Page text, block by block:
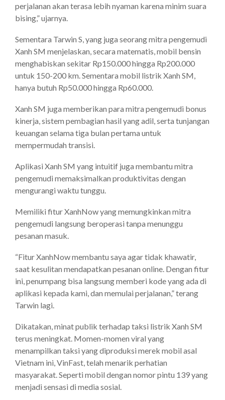
perjalanan akan terasa lebih nyaman karena minim suara
bising,” ujarnya.
Sementara Tarwin S, yang juga seorang mitra pengemudi
Xanh SM menjelaskan, secara matematis, mobil bensin
menghabiskan sekitar Rp150.000 hingga Rp200.000
untuk 150-200 km. Sementara mobil listrik Xanh SM,
hanya butuh Rp50.000 hingga Rp60.000.
Xanh SM juga memberikan para mitra pengemudi bonus
kinerja, sistem pembagian hasil yang adil, serta tunjangan
keuangan selama tiga bulan pertama untuk
mempermudah transisi.
Aplikasi Xanh SM yang intuitif juga membantu mitra
pengemudi memaksimalkan produktivitas dengan
mengurangi waktu tunggu.
Memiliki fitur XanhNow yang memungkinkan mitra
pengemudi langsung beroperasi tanpa menunggu
pesanan masuk.
“Fitur XanhNow membantu saya agar tidak khawatir,
saat kesulitan mendapatkan pesanan online. Dengan fitur
ini, penumpang bisa langsung memberi kode yang ada di
aplikasi kepada kami, dan memulai perjalanan,” terang
Tarwin lagi.
Dikatakan, minat publik terhadap taksi listrik Xanh SM
terus meningkat. Momen-momen viral yang
menampilkan taksi yang diproduksi merek mobil asal
Vietnam ini, VinFast, telah menarik perhatian
masyarakat. Seperti mobil dengan nomor pintu 139 yang
menjadi sensasi di media sosial.